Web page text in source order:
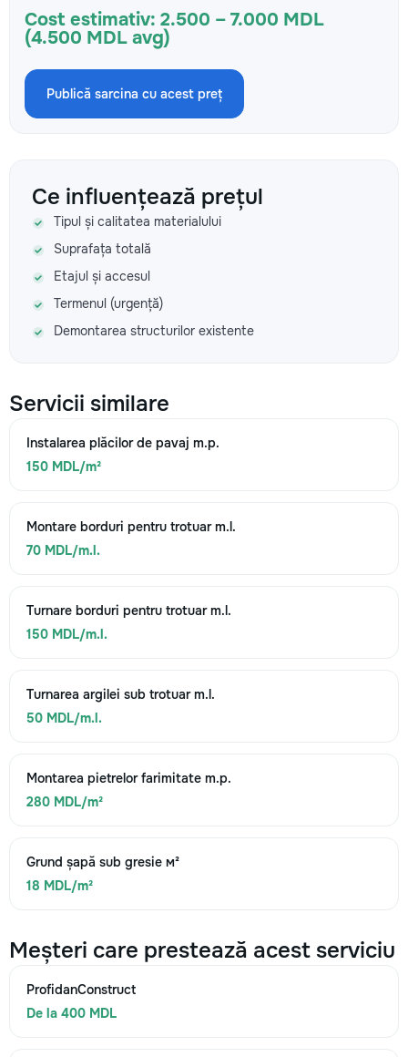
Cost estimativ: 2.500 – 7.000 MDL
(4.500 MDL avg)
Publică sarcina cu acest preț
Ce influențează prețul
Tipul și calitatea materialului
Suprafața totală
Etajul și accesul
Termenul (urgență)
Demontarea structurilor existente
Servicii similare
Instalarea plăcilor de pavaj m.p.
150 MDL/m²
Montare borduri pentru trotuar m.l.
70 MDL/m.l.
Turnare borduri pentru trotuar m.l.
150 MDL/m.l.
Turnarea argilei sub trotuar m.l.
50 MDL/m.l.
Montarea pietrelor farimitate m.p.
280 MDL/m²
Grund șapă sub gresie м²
18 MDL/m²
Meșteri care prestează acest serviciu
ProfidanConstruct
De la 400 MDL